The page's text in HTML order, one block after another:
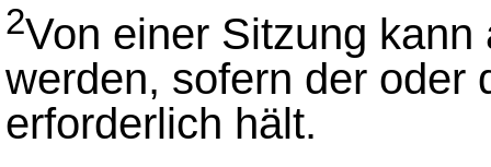
2Von einer Sitzung
werden, sofern der oder
erforderlich hält.